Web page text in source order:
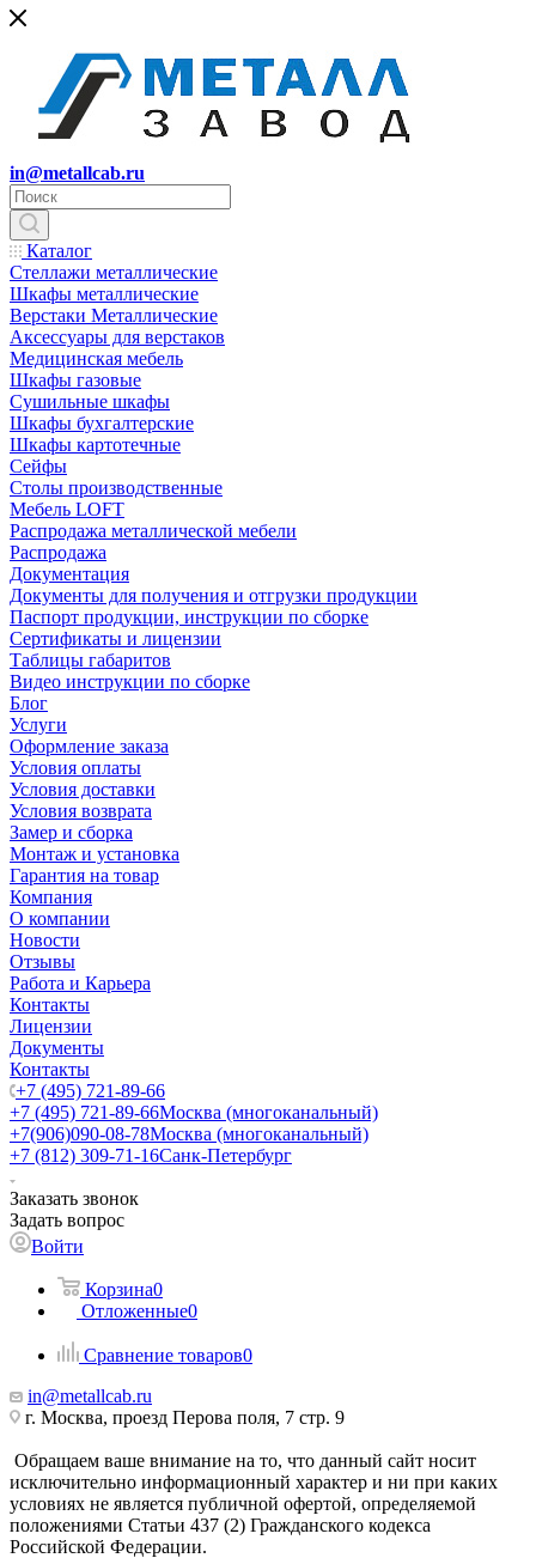
in@metallcab.ru
Каталог
Стеллажи металлические
Шкафы металлические
Верстаки Металлические
Аксессуары для верстаков
Медицинская мебель
Шкафы газовые
Сушильные шкафы
Шкафы бухгалтерские
Шкафы картотечные
Сейфы
Столы производственные
Мебель LOFT
Распродажа металлической мебели
Распродажа
Документация
Документы для получения и отгрузки продукции
Паспорт продукции, инструкции по сборке
Сертификаты и лицензии
Таблицы габаритов
Видео инструкции по сборке
Блог
Услуги
Оформление заказа
Условия оплаты
Условия доставки
Условия возврата
Замер и сборка
Монтаж и установка
Гарантия на товар
Компания
О компании
Новости
Отзывы
Работа и Карьера
Контакты
Лицензии
Документы
Контакты
+7 (495) 721-89-66
+7 (495) 721-89-66Москва (многоканальный)
+7(906)090-08-78Москва (многоканальный)
+7 (812) 309-71-16Санк-Петербург
Заказать звонок
Задать вопрос
Войти
Корзина0
Отложенные0
Сравнение товаров0
in@metallcab.ru
г. Москва, проезд Перова поля, 7 стр. 9
Обращаем ваше внимание на то, что данный сайт носит
исключительно информационный характер и ни при каких
условиях не является публичной офертой, определяемой
положениями Статьи 437 (2) Гражданского кодекса
Российской Федерации.